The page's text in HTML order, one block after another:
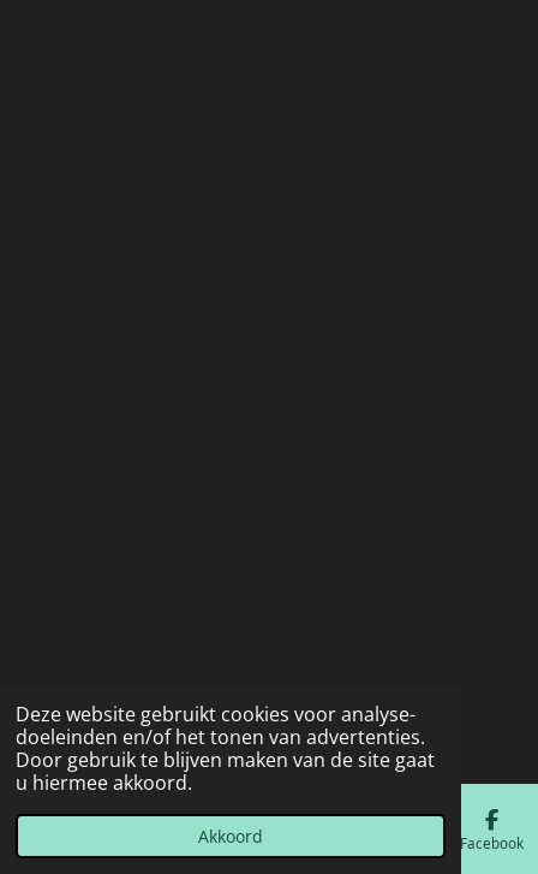
Deze website gebruikt cookies voor analyse-
doeleinden en/of het tonen van advertenties.
Door gebruik te blijven maken van de site gaat
u hiermee akkoord.
Akkoord
Telefoonnummer Facebook